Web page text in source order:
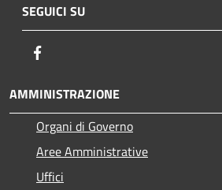
SEGUICI SU
AMMINISTRAZIONE
Organi di Governo
Aree Amministrative
Uffici